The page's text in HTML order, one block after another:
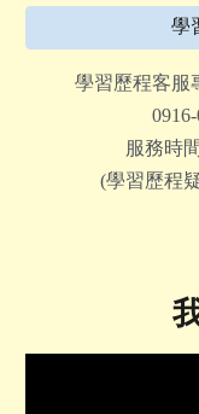
學
學習歷程客服
服務時
(學習歷程